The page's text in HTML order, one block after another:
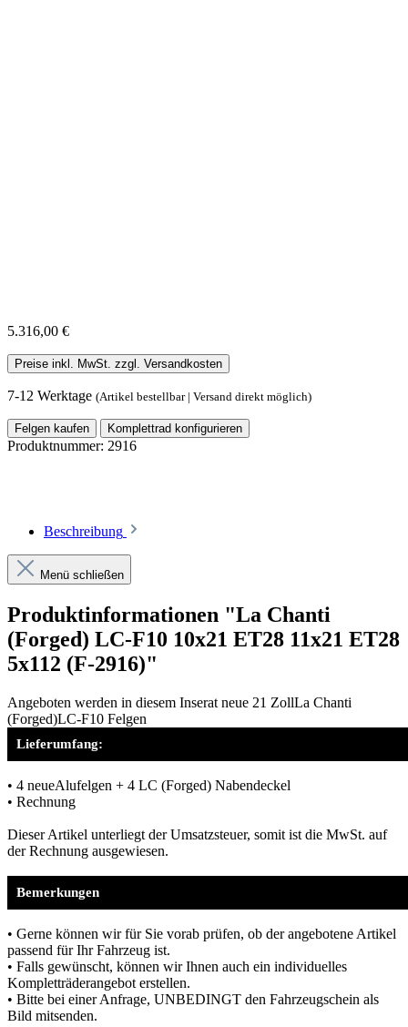
5.316,00 €
Preise inkl. MwSt. zzgl. Versandkosten
7-12 Werktage (Artikel bestellbar | Versand direkt möglich)
Felgen kaufen Komplettrad konfigurieren
Produktnummer: 2916
Beschreibung
Menü schließen
Produktinformationen "La Chanti
(Forged) LC-F10 10x21 ET28 11x21 ET28
5x112 (F-2916)"
Angeboten werden in diesem Inserat neue 21 ZollLa Chanti
(Forged)LC-F10 Felgen
Lieferumfang:
• 4 neueAlufelgen + 4 LC (Forged) Nabendeckel
• Rechnung
Dieser Artikel unterliegt der Umsatzsteuer, somit ist die MwSt. auf
der Rechnung ausgewiesen.
Bemerkungen
• Gerne können wir für Sie vorab prüfen, ob der angebotene Artikel
passend für Ihr Fahrzeug ist.
• Falls gewünscht, können wir Ihnen auch ein individuelles
Kompletträderangebot erstellen.
• Bitte bei einer Anfrage, UNBEDINGT den Fahrzeugschein als
Bild mitsenden.